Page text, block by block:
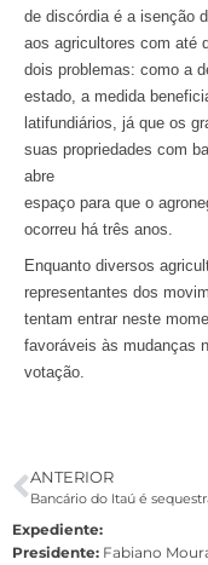
de discórdia é a isenção
aos agricultores com até
dois problemas: como a
estado, a medida
latifundiários, já que os
suas propriedades com
abre
espaço para que o
ocorreu há três anos.
Enquanto diversos
representantes dos
tentam entrar neste
favoráveis às mudanças
votação.
ANTERIOR
Expediente:
Presidente: Fabiano